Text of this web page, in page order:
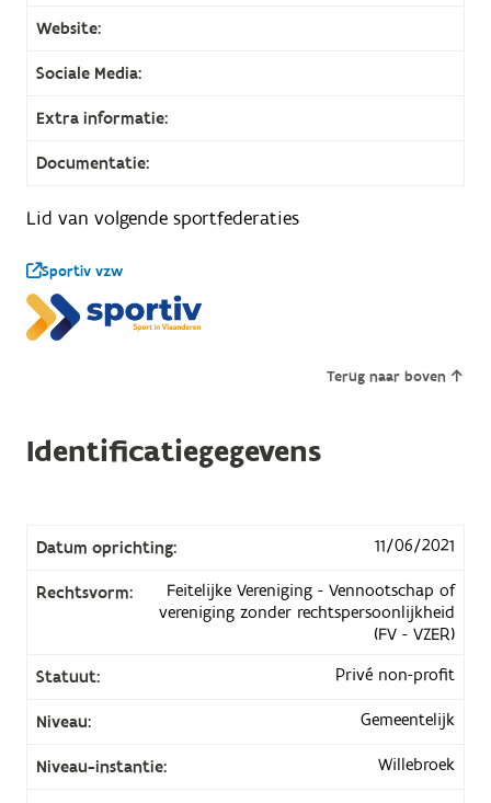
Website:
Sociale Media:
Extra informatie:
Documentatie:
Lid van volgende sportfederaties
Sportiv vzw
Terug naar boven
Identificatiegegevens
Datum oprichting: 11/06/2021
Rechtsvorm:
Feitelijke Vereniging - Vennootschap of
vereniging zonder rechtspersoonlijkheid
(FV - VZER)
Statuut:
Privé non-profit
Niveau: Gemeentelijk
Niveau-instantie: Willebroek